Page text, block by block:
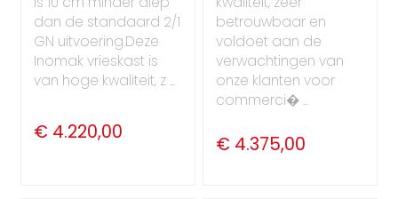
dan de standaard 2/1
GN uitvoering.Deze
Inomak vrieskast is
van hoge kwaliteit, z ...
€ 4.220,00
betrouwbaar en
voldoet aan de
verwachtingen van
onze klanten voor
commerci� ...
€ 4.375,00